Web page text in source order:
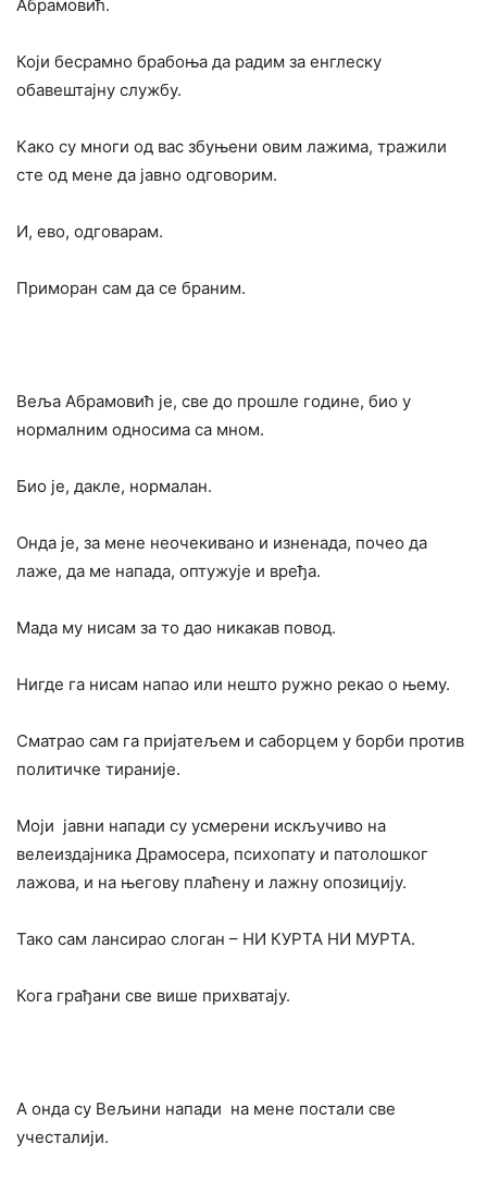
Абрамовић.
Који бесрамно брабоња да радим за енглеску
обавештајну службу.
Како су многи од вас збуњени овим лажима, тражили
сте од мене да јавно одговорим.
И, ево, одговарам.
Приморан сам да се браним.
Веља Абрамовић је, све до прошле године, био у
нормалним односима са мном.
Био је, дакле, нормалан.
Онда је, за мене неочекивано и изненада, почео да
лаже, да ме напада, оптужује и вређа.
Мада му нисам за то дао никакав повод.
Нигде га нисам напао или нешто ружно рекао о њему.
Сматрао сам га пријатељем и саборцем у борби против
политичке тираније.
Моји јавни напади су усмерени искључиво на
велеиздајника Драмосера, психопату и патолошког
лажова, и на његову плаћену и лажну опозицију.
Тако сам лансирао слоган – НИ КУРТА НИ МУРТА.
Кога грађани све више прихватају.
А онда су Вељини напади на мене постали све
учесталији.